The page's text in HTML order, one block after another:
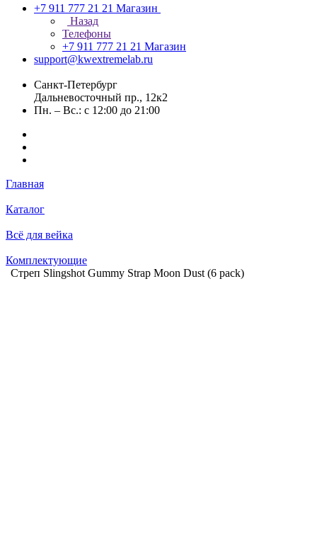
+7 911 777 21 21 Магазин
Назад
Телефоны
+7 911 777 21 21 Магазин
support@kwextremelab.ru
Санкт-Петербург
Дальневосточный пр., 12к2
Пн. – Вс.: с 12:00 до 21:00
Главная
Каталог
Всё для вейка
Комплектующие
Стреп Slingshot Gummy Strap Moon Dust (6 pack)